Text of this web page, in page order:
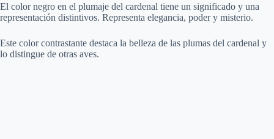
El color negro en el plumaje del cardenal tiene un significado y una
representación distintivos. Representa elegancia, poder y misterio.
Este color contrastante destaca la belleza de las plumas del cardenal y
lo distingue de otras aves.